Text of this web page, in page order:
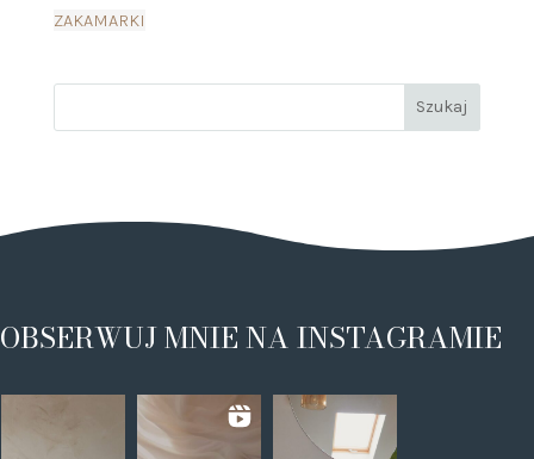
ZAKAMARKI
OBSERWUJ MNIE NA INSTAGRAMIE